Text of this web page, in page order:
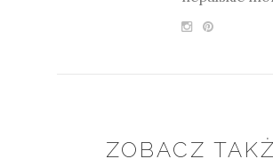
ZOBACZ